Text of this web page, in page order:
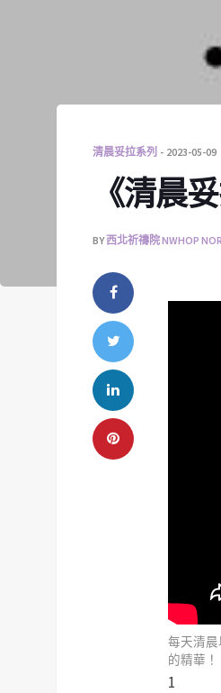
清晨妥拉系列 2023-05-09
《清晨
BY西北祈禱院 NWHOP
每天清
的精華！
1